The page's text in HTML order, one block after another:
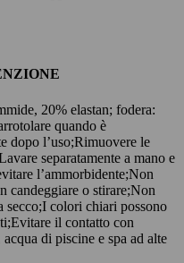
20% elastan; fodera:
quando è
dopo l’uso;Rimuovere le
separatamente a mano e
l’ammorbidente;Non
candeggiare o stirare;Non
secco;I colori chiari possono
Evitare il contatto con
di piscine e spa ad alte